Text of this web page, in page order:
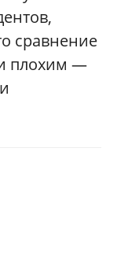
сравнение
плохим —